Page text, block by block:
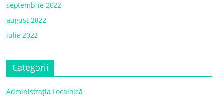
septembrie 2022
august 2022
iulie 2022
Categorii
Administrația Localnică